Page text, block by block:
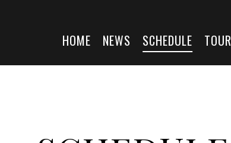
HOME NEWS SCHEDULE TOUR